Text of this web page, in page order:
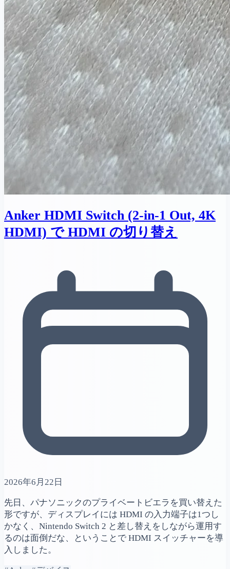
Anker HDMI Switch (2-in-1 Out, 4K
HDMI) で HDMI の切り替え
2026年6月22日
先日、パナソニックのプライベートビエラを買い替えた
形ですが、ディスプレイには HDMI の入力端子は1つし
かなく、Nintendo Switch 2 と差し替えをしながら運用す
るのは面倒だな、ということで HDMI スイッチャーを導
入しました。